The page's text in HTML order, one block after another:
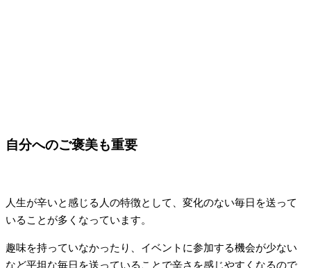
自分へのご褒美も重要
人生が辛いと感じる人の特徴として、変化のない毎日を送って
いることが多くなっています。
趣味を持っていなかったり、イベントに参加する機会が少ない
など平坦な毎日を送っていることで辛さを感じやすくなるので